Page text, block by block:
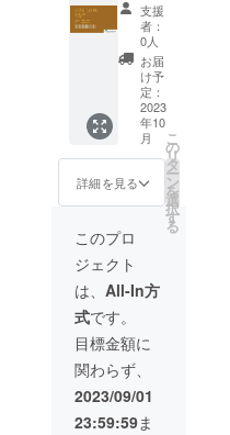
と日程
に関し
ては、
事前の
調整が
必要に
なりま
す。
※3 貸
し切り
を希望
ご相談
い。
ラ飲み
放題 ●
有効期
限2023
年10月
31日よ
り2025
年10月
30日ま
で。 ●
メール
させて
いただ
きま
す。 ※
お食事
代金は
別途必
要とな
りま
す。
ゴール
●LOVE
TACOS
での飲
食が
20％割
引にな
る会員
証で
す。 ●
有効期
限発行
より2年
間。
支援
者：
0人
お届
け予
定：
2023
年10
月
詳細を見る
こ
の
リ
タ
ー
ン
を
選
択
す
る
このプロ
ジェクト
は、 All-In方
式です。
目標金額に
関わらず、
2023/09/01
23:59:59ま